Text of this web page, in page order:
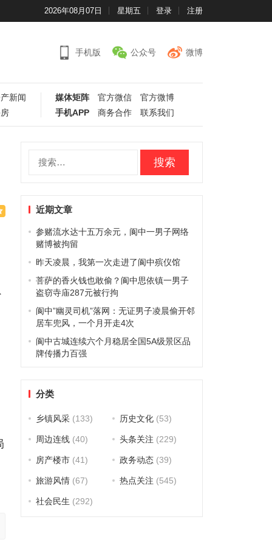
2026年08月07日 星期五 登录 注册
手机版 公众号 微博
新闻
媒体矩阵 官方微信
官方微博
手机APP
商务合作 联系我们
近期文章
参赌流水达十五万余元，阆中一男子网络
赌博被拘留
昨天凌晨，我第一次走进了阆中殡仪馆
菩萨的香火钱也敢偷？阆中思依镇一男子
盗窃寺庙287元被行拘
阆中”幽灵司机”落网：无证男子凌晨偷开邻
居车兜风，一个月开走4次
阆中古城连续六个月稳居全国5A级景区品
牌传播力百强
分类
乡镇风采(133) 历史文化(53)
周边连线(40) 头条关注 (229)
房产楼市(41) 政务动态(39)
旅游风情(67) 热点关注 (545)
社会民生 (292)